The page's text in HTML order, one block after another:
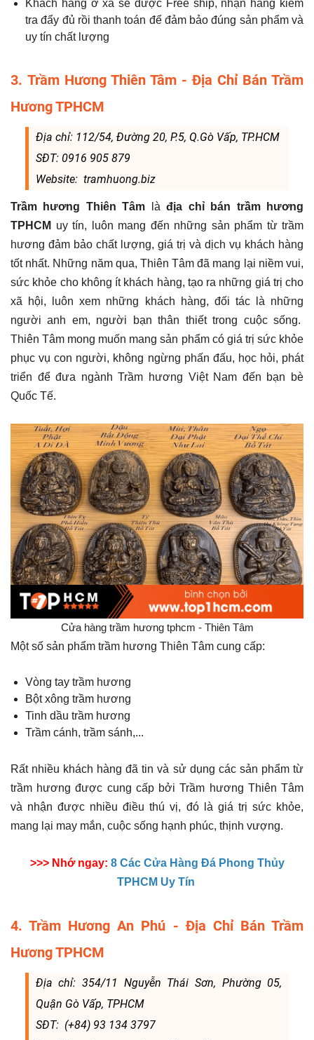
Khách hàng ở xa sẽ được Free ship, nhận hàng kiểm
tra đẩy đủ rồi thanh toán để đảm bảo đúng sản phẩm và
uy tín chất lượng
3. Trầm Hương Thiên Tâm - Địa Chỉ Bán Trầm
Hương TPHCM
Địa chỉ: 112/54, Đường 20, P.5, Q.Gò Vấp, TP.HCM
SĐT: 0916 905 879
Website: tramhuong.biz
Trầm hương Thiên Tâm làđịa chỉ bán trầm hương
TPHCM uy tín, luôn mang đến những sản phẩm từ trầm
hương đảm bảo chất lượng, giá trị và dịch vụ khách hàng
tốt nhất. Những năm qua, Thiên Tâm đã mang lại niềm vui,
sức khỏe cho không ít khách hàng, tạo ra những giá trị cho
xã hội, luôn xem những khách hàng, đối tác là những
người anh em, người bạn thân thiết trong cuộc sống.
Thiên Tâm mong muốn mang sản phẩm có giá trị sức khỏe
phục vụ con người, không ngừng phấn đấu, học hỏi, phát
triển để đưa ngành Trầm hương Việt Nam đến bạn bè
Quốc Tế.
Cửa hàng trầm hương tphcm - Thiên Tâm
Một số sản phẩm trầm hương Thiên Tâm cung cấp:
Vòng tay trầm hương
Bột xông trầm hương
Tinh dầu trầm hương
Trầm cánh, trầm sánh,...
Rất nhiều khách hàng đã tin và sử dụng các sản phẩm từ
trầm hương được cung cấp bởi Trầm hương Thiên Tâm
và nhận được nhiều điều thú vị, đó là giá trị sức khỏe,
mang lại may mắn, cuộc sống hạnh phúc, thịnh vượng.
>>> Nhớ ngay: 8 Các Cửa Hàng Đá Phong Thủy
TPHCM Uy Tín
4. Trầm Hương An Phú - Địa Chỉ Bán Trầm
Hương TPHCM
Địa chỉ: 354/11 Nguyễn Thái Sơn, Phường 05,
Quận Gò Vấp, TPHCM
SĐT: (+84) 93 134 3797